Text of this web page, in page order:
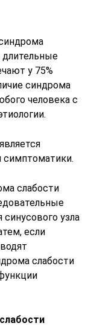
длительные
у 75%
синдрома
человека с
симптоматики.
слабости
синусового узла
если
слабости